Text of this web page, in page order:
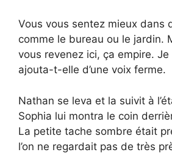
Vous vous sentez mieux dans
comme le bureau ou le jardin.
vous revenez ici, ça empire. Je
ajouta-t-elle d’une voix ferme.
Nathan se leva et la suivit à
Sophia lui montra le coin
La petite tache sombre était
l’on ne regardait pas de très